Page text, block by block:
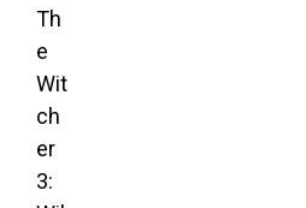
Th
e
Wit
ch
er
3: